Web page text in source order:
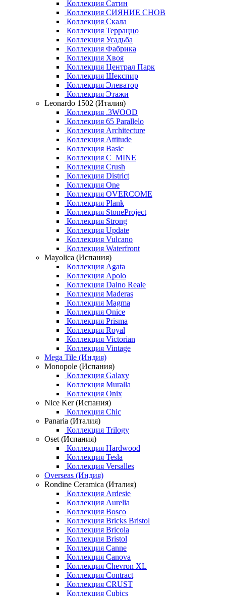
Коллекция Сатин
Коллекция СИЯНИЕ СНОВ
Коллекция Скала
Коллекция Терраццо
Коллекция Усадьба
Коллекция Фабрика
Коллекция Хвоя
Коллекция Централ Парк
Коллекция Шекспир
Коллекция Элеватор
Коллекция Этажи
Leonardo 1502 (Италия)
Коллекция .3WOOD
Коллекция 65 Parallelo
Коллекция Architecture
Коллекция Attitude
Коллекция Basic
Коллекция C_MINE
Коллекция Crush
Коллекция District
Коллекция One
Коллекция OVERCOME
Коллекция Plank
Коллекция StoneProject
Коллекция Strong
Коллекция Update
Коллекция Vulcano
Коллекция Waterfront
Mayolica (Испания)
Коллекция Agata
Коллекция Apolo
Коллекция Daino Reale
Коллекция Maderas
Коллекция Magma
Коллекция Onice
Коллекция Prisma
Коллекция Royal
Коллекция Victorian
Коллекция Vintage
Mega Tile (Индия)
Monopole (Испания)
Коллекция Galaxy
Коллекция Muralla
Коллекция Onix
Nice Ker (Испания)
Коллекция Chic
Panaria (Италия)
Коллекция Trilogy
Oset (Испания)
Коллекция Hardwood
Коллекция Tesla
Коллекция Versalles
Overseas (Индия)
Rondine Ceramica (Италия)
Коллекция Ardesie
Коллекция Aurelia
Коллекция Bosco
Коллекция Bricks Bristol
Коллекция Bricola
Коллекция Bristol
Коллекция Canne
Коллекция Canova
Коллекция Chevron XL
Коллекция Contract
Коллекция CRUST
Коллекция Cubics